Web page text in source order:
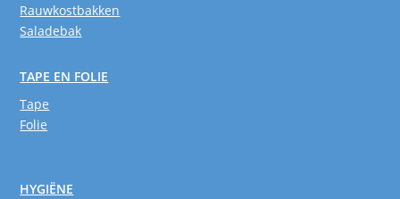
Rauwkostbakken
Saladebak
TAPE EN FOLIE
Tape
Folie
HYGIËNE